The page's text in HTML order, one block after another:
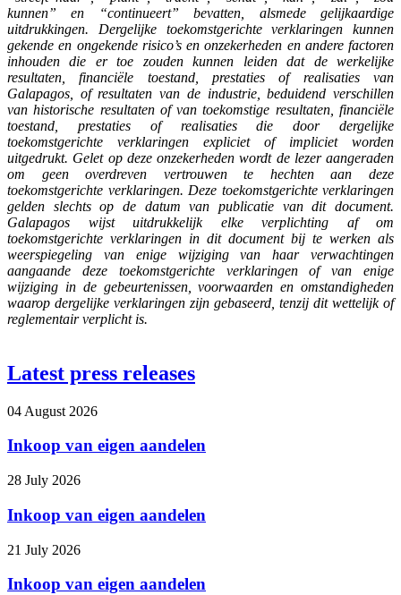
kunnen” en “continueert” bevatten, alsmede gelijkaardige
uitdrukkingen. Dergelijke toekomstgerichte verklaringen kunnen
gekende en ongekende risico’s en onzekerheden en andere factoren
inhouden die er toe zouden kunnen leiden dat de werkelijke
resultaten, financiële toestand, prestaties of realisaties van
Galapagos, of resultaten van de industrie, beduidend verschillen
van historische resultaten of van toekomstige resultaten, financiële
toestand, prestaties of realisaties die door dergelijke
toekomstgerichte verklaringen expliciet of impliciet worden
uitgedrukt. Gelet op deze onzekerheden wordt de lezer aangeraden
om geen overdreven vertrouwen te hechten aan deze
toekomstgerichte verklaringen. Deze toekomstgerichte verklaringen
gelden slechts op de datum van publicatie van dit document.
Galapagos wijst uitdrukkelijk elke verplichting af om
toekomstgerichte verklaringen in dit document bij te werken als
weerspiegeling van enige wijziging van haar verwachtingen
aangaande deze toekomstgerichte verklaringen of van enige
wijziging in de gebeurtenissen, voorwaarden en omstandigheden
waarop dergelijke verklaringen zijn gebaseerd, tenzij dit wettelijk of
reglementair verplicht is.
Latest press releases
04 August 2026
Inkoop van eigen aandelen
28 July 2026
Inkoop van eigen aandelen
21 July 2026
Inkoop van eigen aandelen